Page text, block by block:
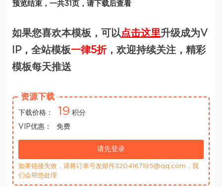
预览结束，一共31页，请下载后查看
如果您喜欢本模板，可以点击这里升级成为V
IP，全站模板一律5折，欢迎持续关注，精彩
模板每天推送
资源下载
下载价格： 19 积分
VIP优惠：
免费
请先登录
如果链接失效，请将订单号发邮件3204167195@qq.com，我
们会帮您处理